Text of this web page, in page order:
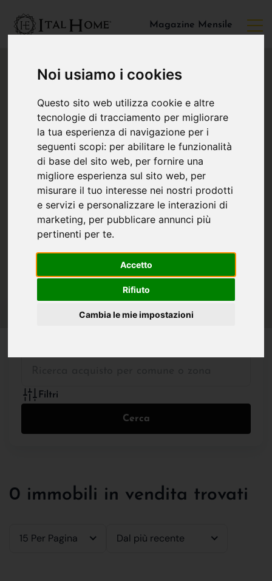
Noi usiamo i cookies
Questo sito web utilizza cookie e altre
tecnologie di tracciamento per migliorare
la tua esperienza di navigazione per i
seguenti scopi: per abilitare le funzionalità
di base del sito web, per fornire una
migliore esperienza sul sito web, per
misurare il tuo interesse nei nostri prodotti
e servizi e personalizzare le interazioni di
marketing, per pubblicare annunci più
pertinenti per te.
Accetto
Rifiuto
Cambia le mie impostazioni
Magazine Mensile
Filtri
Cerca
0 immobili in vendita trovati
15 Per Pagina Dal più recente